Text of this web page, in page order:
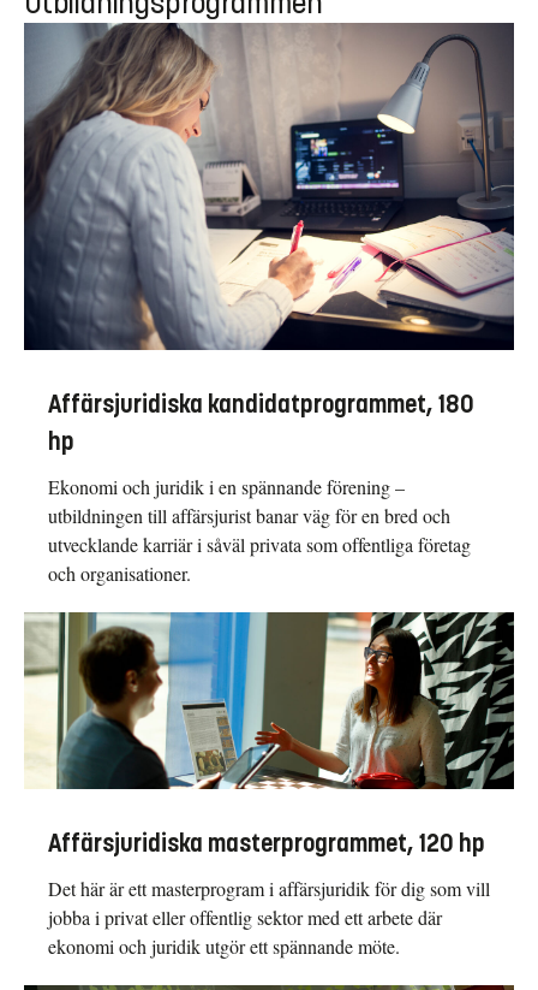
Affärsjuridiska kandidatprogrammet, 180
hp
Ekonomi och juridik i en spännande förening –
utbildningen till affärsjurist banar väg för en bred och
utvecklande karriär i såväl privata som offentliga företag
och organisationer.
Affärsjuridiska masterprogrammet, 120 hp
Det här är ett masterprogram i affärsjuridik för dig som vill
jobba i privat eller offentlig sektor med ett arbete där
ekonomi och juridik utgör ett spännande möte.